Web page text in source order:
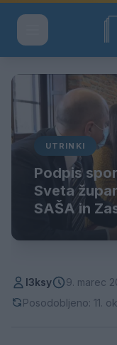
UTRINKI
Podpis
Sveta
SAŠA in
l3ksy
9. marec
Posodobljeno: 11.